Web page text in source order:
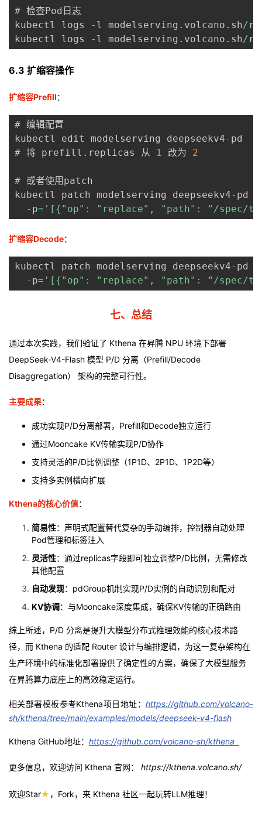
# 检查Pod日志
kubectl logs
- l modelserving . volcano . sh/
kubectl logs
- l modelserving . volcano . sh/
6.3 扩缩容操作
扩缩容Prefill：
# 编辑配置
kubectl edit modelserving deepseekv4- pd
# 将 prefill . replicas 从 1 改为 2
# 或者使用patch
kubectl patch modelserving deepseekv4- pd
- p= '[{"op": "replace", "path": "/spec/
扩缩容Decode：
kubectl patch modelserving deepseekv4- pd
- p= '[{"op": "replace", "path": "/spec/
七、总结
通过本次实践，我们验证了 Kthena 在昇腾 NPU 环境下部署
DeepSeek-V4-Flash 模型 P/D 分离（Prefill/Decode
Disaggregation） 架构的完整可行性。
主要成果：
成功实现P/D分离部署，Prefill和Decode独立运行
通过Mooncake KV传输实现P/D协作
支持灵活的P/D比例调整（1P1D、2P1D、1P2D等）
支持多实例横向扩展
Kthena的核心价值：
简易性：声明式配置替代复杂的手动编排，控制器自动处理
Pod管理和标签注入
灵活性：通过replicas字段即可独立调整P/D比例，无需修改
其他配置
自动发现：pdGroup机制实现P/D实例的自动识别和配对
KV协调：与Mooncake深度集成，确保KV传输的正确路由
综上所述，P/D 分离是提升大模型分布式推理效能的核心技术路
径，而 Kthena 的适配 Router 设计与编排逻辑，为这一复杂架构在
生产环境中的标准化部署提供了确定性的方案，确保了大模型服务
在昇腾算力底座上的高效稳定运行。
相关部署模板参考Kthena项目地址： https://github.com/volcano-
sh/kthena/tree/main/examples/models/deepseek-v4-flash
Kthena GitHub地址： https://github.com/volcano-sh/kthena
更多信息，欢迎访问 Kthena 官网： https://kthena.volcano.sh/
欢迎Star★ ，Fork，来 Kthena 社区一起玩转LLM推理！